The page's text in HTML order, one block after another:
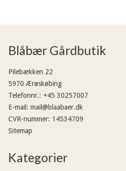
Blåbær Gårdbutik
Pilebækken 22
5970 Ærøskøbing
Telefonnr.: +45 30257007
E-mail : mail@blaabaer.dk
CVR-nummer: 14534709
Sitemap
Kategorier